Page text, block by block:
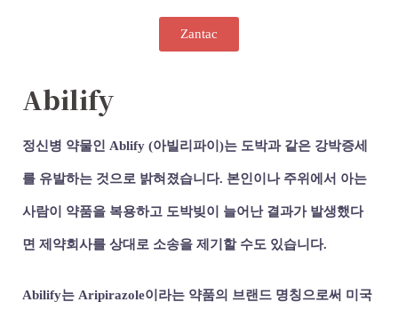
Zantac
Abilify
정신병 약물인 Ablify (아빌리파이)는 도박과 같은 강박증세
를 유발하는 것으로 밝혀졌습니다. 본인이나 주위에서 아는
사람이 약품을 복용하고 도박빚이 늘어난 결과가 발생했다
면 제약회사를 상대로 소송을 제기할 수도 있습니다.
Abilify는 Aripirazole이라는 약품의 브랜드 명칭으로써 미국